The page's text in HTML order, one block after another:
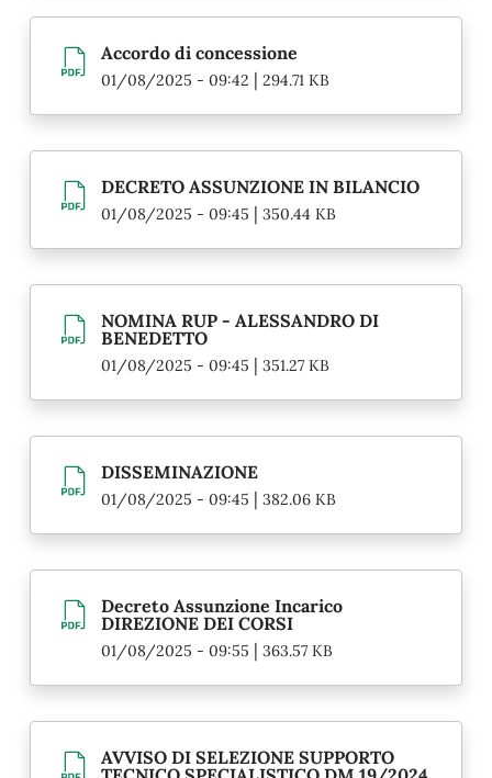
Accordo di concessione
01/08/2025 - 09:42 | 294.71 KB
DECRETO ASSUNZIONE IN BILANCIO
01/08/2025 - 09:45 | 350.44 KB
NOMINA RUP - ALESSANDRO DI
BENEDETTO
01/08/2025 - 09:45 | 351.27 KB
DISSEMINAZIONE
01/08/2025 - 09:45 | 382.06 KB
Decreto Assunzione Incarico
DIREZIONE DEI CORSI
01/08/2025 - 09:55 | 363.57 KB
AVVISO DI SELEZIONE SUPPORTO